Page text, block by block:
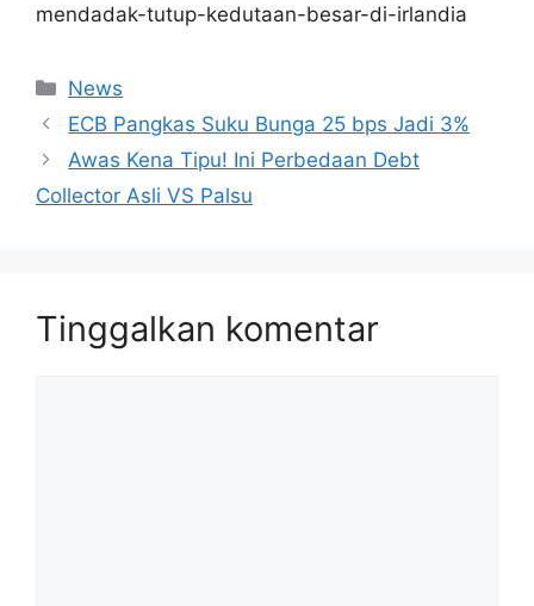
mendadak-tutup-kedutaan-besar-di-irlandia
Kategori
News
ECB Pangkas Suku Bunga 25 bps Jadi 3%
Awas Kena Tipu! Ini Perbedaan Debt
Collector Asli VS Palsu
Tinggalkan komentar